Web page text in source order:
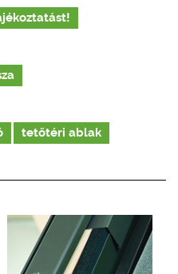
tetőtéri ablak